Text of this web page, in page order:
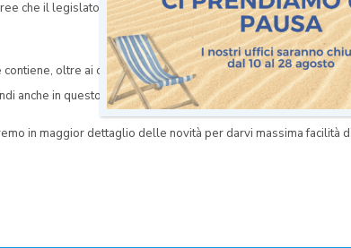
che il legislatore tocca quando parla della nostra
oltre ai collegamenti a numerosi siti importanti per
anche in questo caso l’accesso diretto ai registri.
in maggior dettaglio delle novità per darvi massima facilità